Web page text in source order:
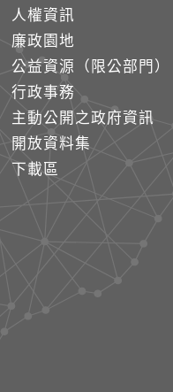
人權資訊
廉政園地
公益資源（限公部門）
行政事務
主動公開之政府資訊
開放資料集
下載區